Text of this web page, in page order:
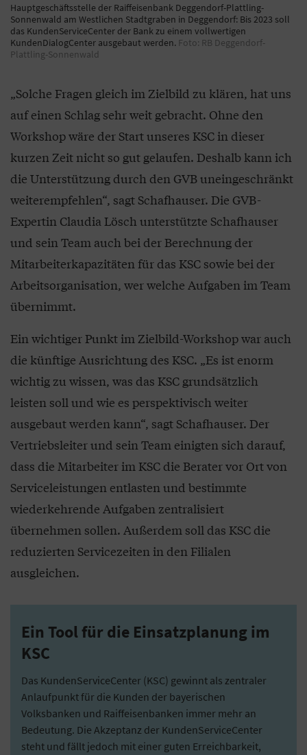
Hauptgeschäftsstelle der Raiffeisenbank Deggendorf-Plattling-
Sonnenwald am Westlichen Stadtgraben in Deggendorf: Bis 2023 soll
das KundenServiceCenter der Bank zu einem vollwertigen
KundenDialogCenter ausgebaut werden. Foto: RB Deggendorf-
Plattling-Sonnenwald
„Solche Fragen gleich im Zielbild zu klären, hat uns
auf einen Schlag sehr weit gebracht. Ohne den
Workshop wäre der Start unseres KSC in dieser
kurzen Zeit nicht so gut gelaufen. Deshalb kann ich
die Unterstützung durch den GVB uneingeschränkt
weiterempfehlen“, sagt Schafhauser. Die GVB-
Expertin Claudia Lösch unterstützte Schafhauser
und sein Team auch bei der Berechnung der
Mitarbeiterkapazitäten für das KSC sowie bei der
Arbeitsorganisation, wer welche Aufgaben im Team
übernimmt.
Ein wichtiger Punkt im Zielbild-Workshop war auch
die künftige Ausrichtung des KSC. „Es ist enorm
wichtig zu wissen, was das KSC grundsätzlich
leisten soll und wie es perspektivisch weiter
ausgebaut werden kann“, sagt Schafhauser. Der
Vertriebsleiter und sein Team einigten sich darauf,
dass die Mitarbeiter im KSC die Berater vor Ort von
Serviceleistungen entlasten und bestimmte
wiederkehrende Aufgaben zentralisiert
übernehmen sollen. Außerdem soll das KSC die
reduzierten Servicezeiten in den Filialen
ausgleichen.
Ein Tool für die Einsatzplanung im
KSC
Das KundenServiceCenter (KSC) gewinnt als zentraler
Anlaufpunkt für die Kunden der bayerischen
Volksbanken und Raiffeisenbanken immer mehr an
Bedeutung. Die Akzeptanz der KundenServiceCenter
steht und fällt jedoch mit einer guten Erreichbarkeit,